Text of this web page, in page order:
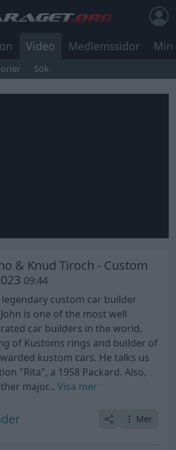
Video Medlemssidor Min
Sök
& Knud Tiroch - Custom
09:44
custom car builder
is one of the most well
car builders in the world,
of Kustoms rings and builder of
kustom cars. He talks us
"Rita", a 1958 Packard. Also,
major... Visa mer
Mer